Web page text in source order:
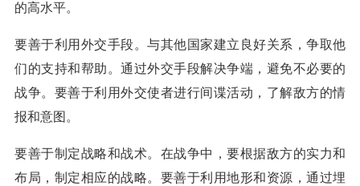
的高水平。
要善于利用外交手段。与其他国家建立良好关系，争取他
们的支持和帮助。通过外交手段解决争端，避免不必要的
战争。要善于利用外交使者进行间谍活动，了解敌方的情
报和意图。
要善于制定战略和战术。在战争中，要根据敌方的实力和
布局，制定相应的战略。要善于利用地形和资源，通过埋